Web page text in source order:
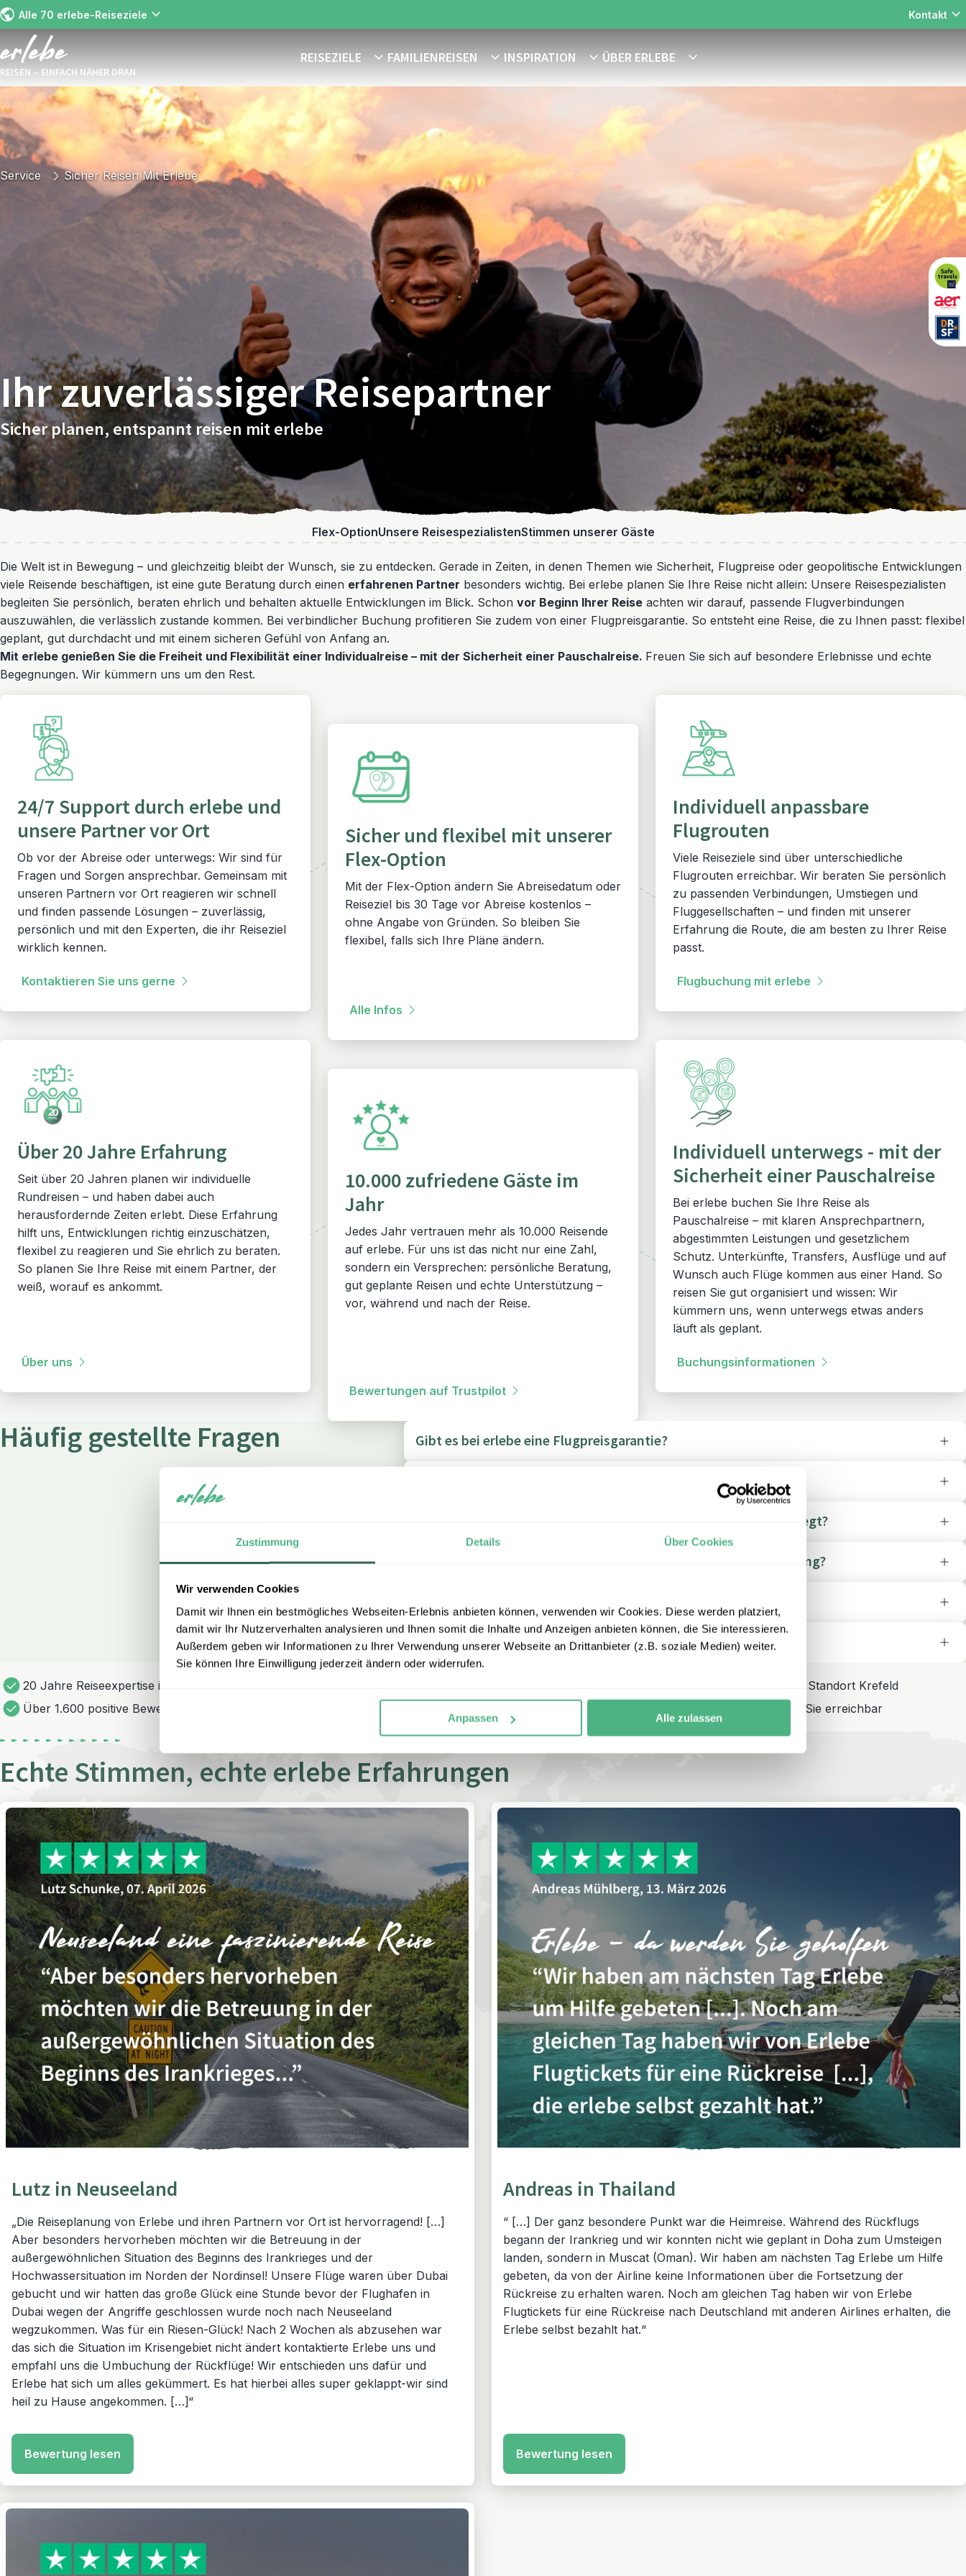
Zustimmung Details Über Cookies
Wir verwenden Cookies
Damit wir Ihnen ein bestmögliches Webseiten-Erlebnis anbieten können, verwenden wir Cookies. Diese werden platziert,
damit wir Ihr Nutzerverhalten analysieren und Ihnen somit die Inhalte und Anzeigen anbieten können, die Sie interessieren.
Außerdem geben wir Informationen zu Ihrer Verwendung unserer Webseite an Drittanbieter (z.B. soziale Medien) weiter.
Sie können Ihre Einwilligung jederzeit ändern oder widerrufen.
Anpassen Alle zulassen
Alle 70 erlebe-Reiseziele Kontakt
REISEN – EINFACH NÄHER DRAN
REISEZIELE FAMILIENREISEN INSPIRATION ÜBER ERLEBE
Service Sicher Reisen Mit Erlebe
Ihr zuverlässiger Reisepartner
Sicher planen, entspannt reisen mit erlebe
Flex-OptionUnsere ReisespezialistenStimmen unserer Gäste
Die Welt ist in Bewegung – und gleichzeitig bleibt der Wunsch, sie zu entdecken. Gerade in Zeiten, in denen Themen wie Sicherheit, Flugpreise oder geopolitische Entwicklungen
viele Reisende beschäftigen, ist eine gute Beratung durch einen erfahrenen Partner besonders wichtig. Bei erlebe planen Sie Ihre Reise nicht allein: Unsere Reisespezialisten
begleiten Sie persönlich, beraten ehrlich und behalten aktuelle Entwicklungen im Blick. Schon vor Beginn Ihrer Reise achten wir darauf, passende Flugverbindungen
auszuwählen, die verlässlich zustande kommen. Bei verbindlicher Buchung profitieren Sie zudem von einer Flugpreisgarantie. So entsteht eine Reise, die zu Ihnen passt: flexibel
geplant, gut durchdacht und mit einem sicheren Gefühl von Anfang an.
Mit erlebe genießen Sie die Freiheit und Flexibilität einer Individualreise – mit der Sicherheit einer Pauschalreise. Freuen Sie sich auf besondere Erlebnisse und echte
Begegnungen. Wir kümmern uns um den Rest.
24/7 Support durch erlebe und
unsere Partner vor Ort
Ob vor der Abreise oder unterwegs: Wir sind für
Fragen und Sorgen ansprechbar. Gemeinsam mit
unseren Partnern vor Ort reagieren wir schnell
und finden passende Lösungen – zuverlässig,
persönlich und mit den Experten, die ihr Reiseziel
wirklich kennen.
Kontaktieren Sie uns gerne
Sicher und flexibel mit unserer
Flex-Option
Mit der Flex-Option ändern Sie Abreisedatum oder
Reiseziel bis 30 Tage vor Abreise kostenlos –
ohne Angabe von Gründen. So bleiben Sie
flexibel, falls sich Ihre Pläne ändern.
Alle Infos
Individuell anpassbare
Flugrouten
Viele Reiseziele sind über unterschiedliche
Flugrouten erreichbar. Wir beraten Sie persönlich
zu passenden Verbindungen, Umstiegen und
Fluggesellschaften – und finden mit unserer
Erfahrung die Route, die am besten zu Ihrer Reise
passt.
Flugbuchung mit erlebe
Über 20 Jahre Erfahrung
Seit über 20 Jahren planen wir individuelle
Rundreisen – und haben dabei auch
herausfordernde Zeiten erlebt. Diese Erfahrung
hilft uns, Entwicklungen richtig einzuschätzen,
flexibel zu reagieren und Sie ehrlich zu beraten.
So planen Sie Ihre Reise mit einem Partner, der
weiß, worauf es ankommt.
Über uns
10.000 zufriedene Gäste im
Jahr
Jedes Jahr vertrauen mehr als 10.000 Reisende
auf erlebe. Für uns ist das nicht nur eine Zahl,
sondern ein Versprechen: persönliche Beratung,
gut geplante Reisen und echte Unterstützung –
vor, während und nach der Reise.
Bewertungen auf Trustpilot
Individuell unterwegs - mit der
Sicherheit einer Pauschalreise
Bei erlebe buchen Sie Ihre Reise als
Pauschalreise – mit klaren Ansprechpartnern,
abgestimmten Leistungen und gesetzlichem
Schutz. Unterkünfte, Transfers, Ausflüge und auf
Wunsch auch Flüge kommen aus einer Hand. So
reisen Sie gut organisiert und wissen: Wir
kümmern uns, wenn unterwegs etwas anders
läuft als geplant.
Buchungsinformationen
Häufig gestellte Fragen Gibt es bei erlebe eine Flugpreisgarantie?
Wie erreiche ich aktuell Reiseziele in Asien und Ozeanien?
Was passiert, wenn für mein Reiseland eine Reisewarnung vorliegt?
Gilt meine Reiserücktrittsversicherung im Fall einer Reisewarnung?
Wie wirkt sich Kerosinknappheit auf meine Reise aus?
20 Jahre Reiseexpertise in über 70 Ländern
90 Reisespezialisten am Standort Krefeld
Über 1.600 positive Bewertungen bei Trustpilot
An 365 Tagen 24/7 für Sie erreichbar
Echte Stimmen, echte erlebe Erfahrungen
Lutz in Neuseeland
„Die Reiseplanung von Erlebe und ihren Partnern vor Ort ist hervorragend! […]
Aber besonders hervorheben möchten wir die Betreuung in der
außergewöhnlichen Situation des Beginns des Irankrieges und der
Hochwassersituation im Norden der Nordinsel! Unsere Flüge waren über Dubai
gebucht und wir hatten das große Glück eine Stunde bevor der Flughafen in
Dubai wegen der Angriffe geschlossen wurde noch nach Neuseeland
wegzukommen. Was für ein Riesen-Glück! Nach 2 Wochen als abzusehen war
das sich die Situation im Krisengebiet nicht ändert kontaktierte Erlebe uns und
empfahl uns die Umbuchung der Rückflüge! Wir entschieden uns dafür und
Erlebe hat sich um alles gekümmert. Es hat hierbei alles super geklappt-wir sind
heil zu Hause angekommen. […]“
Bewertung lesen
Andreas in Thailand
“ […] Der ganz besondere Punkt war die Heimreise. Während des Rückflugs
begann der Irankrieg und wir konnten nicht wie geplant in Doha zum Umsteigen
landen, sondern in Muscat (Oman). Wir haben am nächsten Tag Erlebe um Hilfe
gebeten, da von der Airline keine Informationen über die Fortsetzung der
Rückreise zu erhalten waren. Noch am gleichen Tag haben wir von Erlebe
Flugtickets für eine Rückreise nach Deutschland mit anderen Airlines erhalten, die
Erlebe selbst bezahlt hat.“
Bewertung lesen